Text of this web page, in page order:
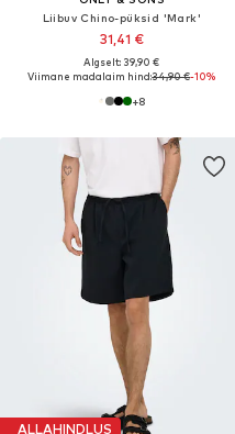
Liibuv Chino-püksid 'Mark'
31,41 €
Algselt: 39,90 €
Viimane madalaim hind:34,90 €-10%
+8
ALLAHINDLUS